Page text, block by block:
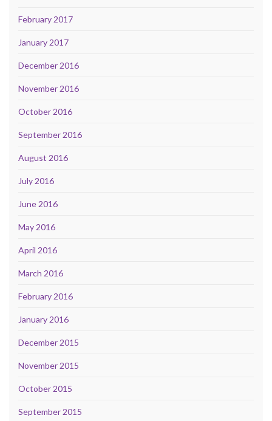
February 2017
January 2017
December 2016
November 2016
October 2016
September 2016
August 2016
July 2016
June 2016
May 2016
April 2016
March 2016
February 2016
January 2016
December 2015
November 2015
October 2015
September 2015